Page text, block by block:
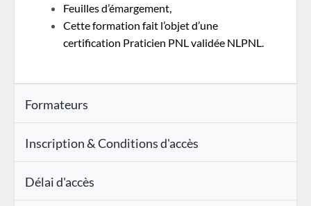
Feuilles d’émargement,
Cette formation fait l’objet d’une
certification Praticien PNL validée NLPNL.
Formateurs
Inscription & Conditions d'accès
Délai d'accès